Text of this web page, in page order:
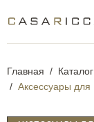
Главная Каталог
Аксессуары для